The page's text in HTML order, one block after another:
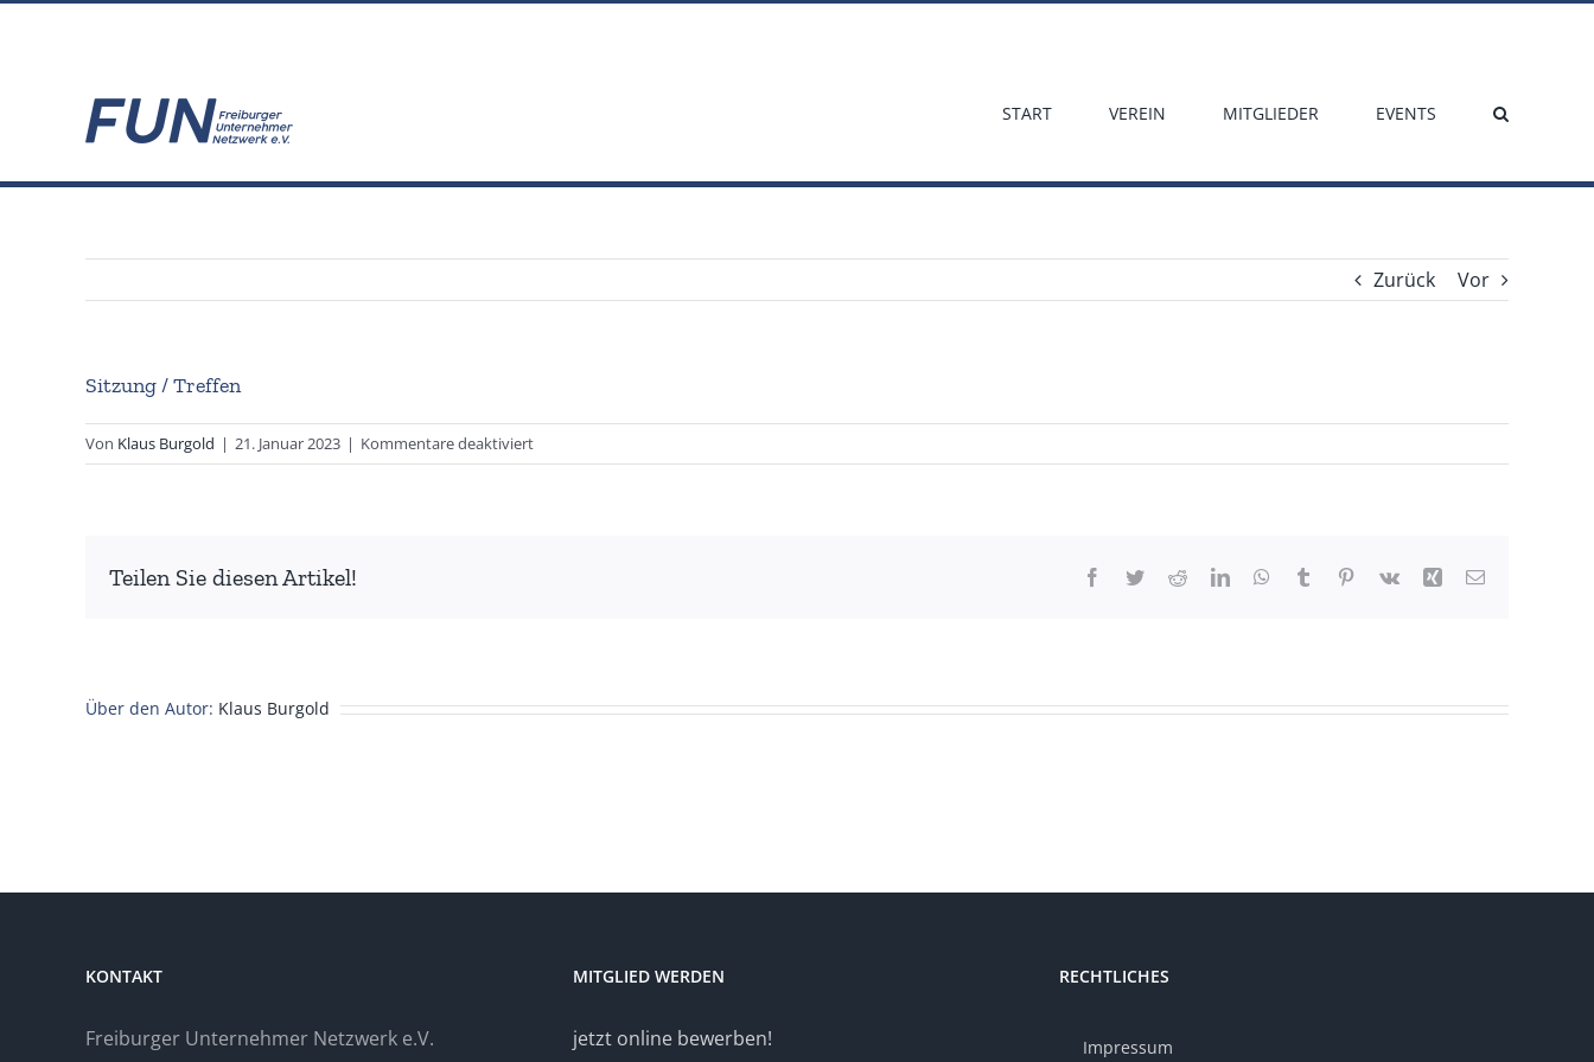
START VEREIN MITGLIEDER EVENTS
Zurück Vor
Sitzung / Treffen
Von Klaus Burgold | 21. Januar 2023 | Kommentare deaktiviertfür
Sitzung
Teilen Sie diesen Artikel! Facebook
TwitterRedditLinkedInWhatsApp
Tumblr Pinterest
Vk Xing E-
Über den Autor: Klaus Burgold
KONTAKT
Freiburger Unternehmer Netzwerk e.V.
MITGLIED WERDEN
jetzt online bewerben!
RECHTLICHES
Impressum